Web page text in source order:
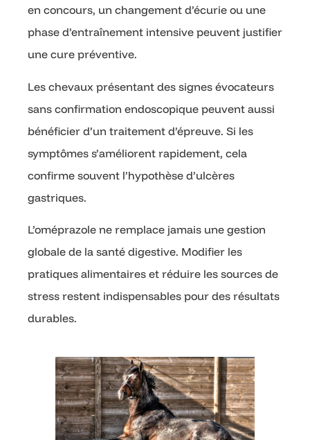
en concours, un changement d’écurie ou une
phase d’entraînement intensive peuvent justifier
une cure préventive.
Les chevaux présentant des signes évocateurs
sans confirmation endoscopique peuvent aussi
bénéficier d’un traitement d’épreuve. Si les
symptômes s’améliorent rapidement, cela
confirme souvent l’hypothèse d’ulcères
gastriques.
L’oméprazole ne remplace jamais une gestion
globale de la santé digestive. Modifier les
pratiques alimentaires et réduire les sources de
stress restent indispensables pour des résultats
durables.